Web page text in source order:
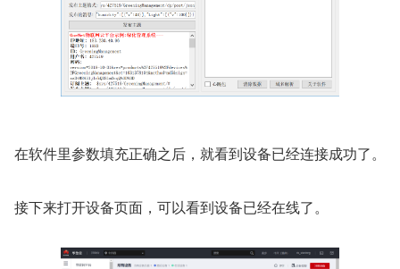
在软件里参数填充正确之后，就看到设备已经连接成功了。
接下来打开设备页面，可以看到设备已经在线了。